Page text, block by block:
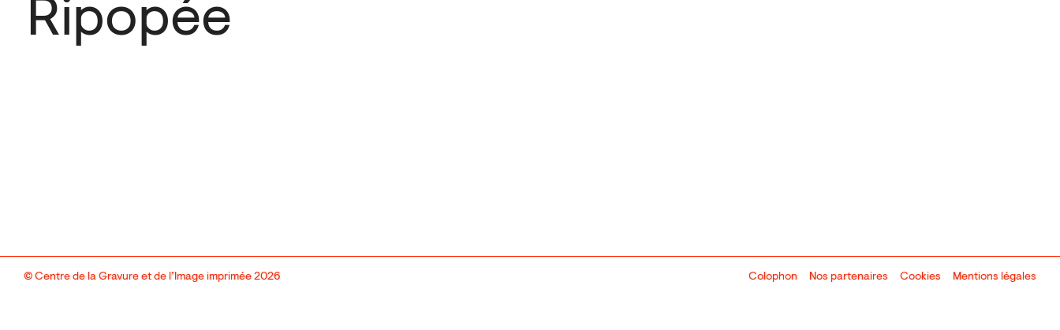
Ripopée
© Centre de la Gravure et de l’Image imprimée 2026 Colophon
Design:Marcel Kaczmarek, code:8080.studio
Nos partenaires Cookies Mentions légales